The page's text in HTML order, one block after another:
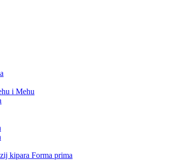
i Mehu
kipara Forma prima